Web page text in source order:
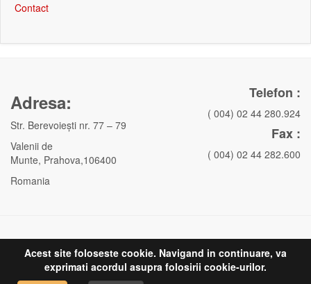
Contact
Adresa:
Str. Berevoieşti nr. 77 – 79
Valenii de
Munte, Prahova,106400
Romania
Telefon :
( 004) 02 44 280.924
Fax :
( 004) 02 44 282.600
Acest site foloseste cookie. Navigand in continuare, va
exprimati acordul asupra folosirii cookie-urilor.